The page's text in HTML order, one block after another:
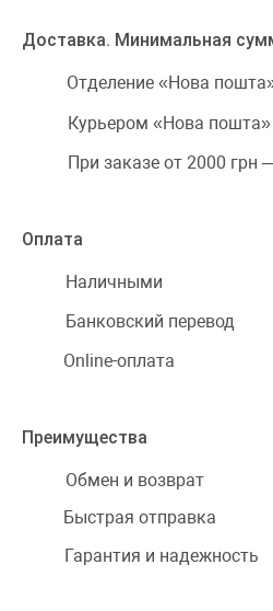
Доставка. Минимальная
Отделение «Нова
Курьером «Нова
При заказе от 2000 грн
Оплата
Наличными
Банковский перевод
Online-оплата
Преимущества
Обмен и возврат
Быстрая отправка
Гарантия и надежность